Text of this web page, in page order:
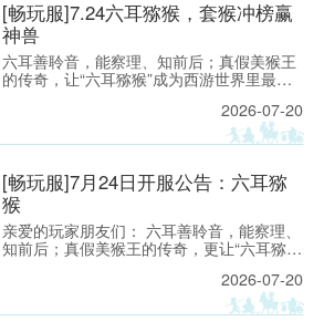
[畅玩服]7.24六耳猕猴，套猴冲榜赢
神兽
六耳善聆音，能察理、知前后；真假美猴王
的传奇，让“六耳猕猴”成为西游世界里最令
与不服输的豪气将化作一场全新的三界邀约
——2026年7月24日 12:00《梦幻西游》电
脑版畅玩服【六耳猕猴】即将开启！
2026-07-20
[畅玩服]7月24日开服公告：六耳猕
猴
亲爱的玩家朋友们： 六耳善聆音，能察理、
知前后；真假美猴王的传奇，更让“六耳猕
遐想的名字之一。它既有洞察世事的机敏，
也有敢于迎难而上的锋芒，更有不服输、不
低头的豪气。
2026-07-20